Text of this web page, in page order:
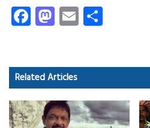
Fa
ce
o
ok
M
as
d
o
n
E
m
Related Articles